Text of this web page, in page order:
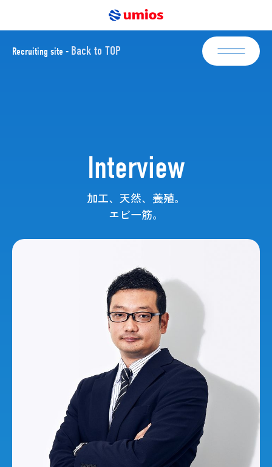
Recruiting site - Back to TOP
Interview
加工、天然、養殖。
エビ一筋。
Mid-career
エントリー
Interviews